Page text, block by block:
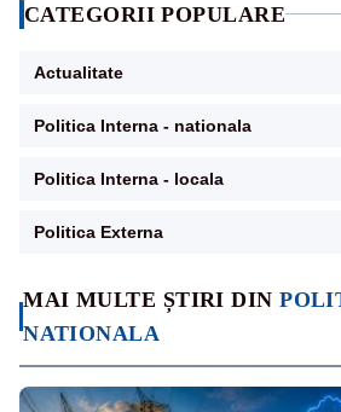
MAI MULTE ȘTIRI DIN
NATIONALA
CATEGORII POPULARE
Actualitate
Politica Interna - nationala
Politica Interna - locala
Politica Externa